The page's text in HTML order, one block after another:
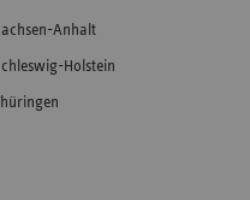
Anhalt
Holstein